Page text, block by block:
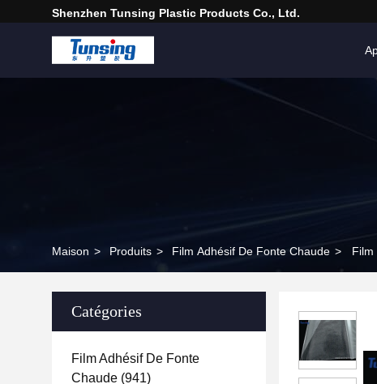
Shenzhen Tunsing Plastic Products Co., Ltd.
Maison > Produits > Film Adhésif De Fonte Chaude > Film
Catégories
Film Adhésif De Fonte
Chaude (941)